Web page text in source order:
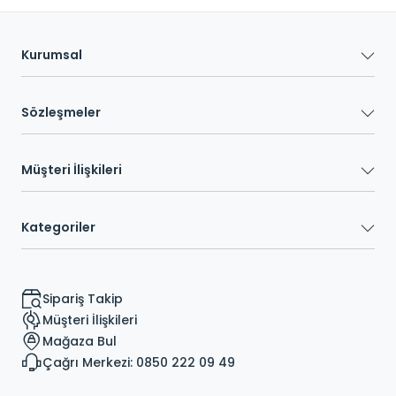
Kurumsal
Sözleşmeler
Müşteri İlişkileri
Kategoriler
Sipariş Takip
Müşteri İlişkileri
Mağaza Bul
Çağrı Merkezi: 0850 222 09 49